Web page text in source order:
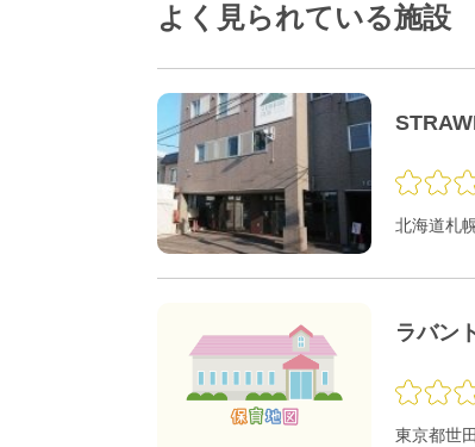
よく見られている施設
北海道札
ラバン
東京都世